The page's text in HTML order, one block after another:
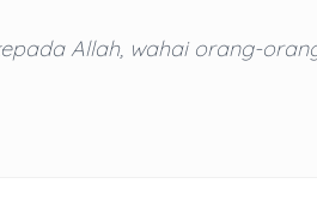
Allah, wahai orang-